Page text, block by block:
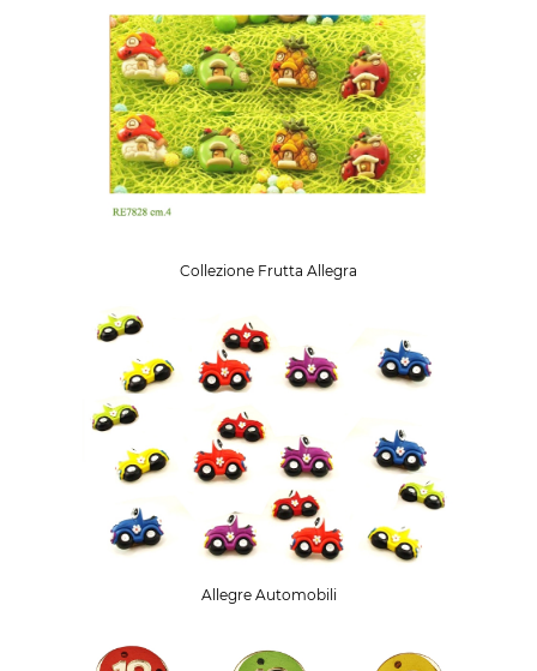
Collezione Frutta Allegra
Allegre Automobili